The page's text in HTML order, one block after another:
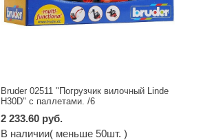
Bruder 02511 "Погрузчик вилочный Linde
H30D" с паллетами. /6
2 233.60 руб.
В наличии( меньше 50шт. )